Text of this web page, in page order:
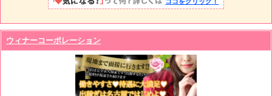
ウィナーコーポレーション